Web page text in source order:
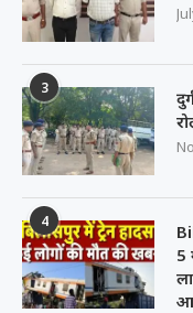
3
4
5